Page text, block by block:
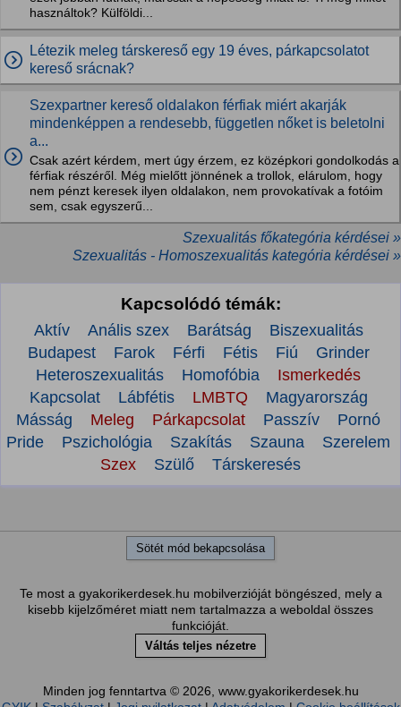
használtok? Külföldi...
Létezik meleg társkereső egy 19 éves, párkapcsolatot
kereső srácnak?
Szexpartner kereső oldalakon férfiak miért akarják
mindenképpen a rendesebb, független nőket is beletolni
a...
Csak azért kérdem, mert úgy érzem, ez középkori gondolkodás a
férfiak részéről. Még mielőtt jönnének a trollok, elárulom, hogy
nem pénzt keresek ilyen oldalakon, nem provokatívak a fotóim
sem, csak egyszerű...
Szexualitás főkategória kérdései »
Szexualitás - Homoszexualitás kategória kérdései »
Kapcsolódó témák:
Aktív Anális szex Barátság
Biszexualitás
Budapest
Farok Férfi Fétis Fiú
Grinder
Heteroszexualitás
Homofóbia
Ismerkedés
Kapcsolat
Lábfétis LMBTQ
Magyarország
Másság
Meleg Párkapcsolat Passzív
Pornó
Pride
Pszichológia Szakítás Szauna
Szerelem
Szex
Szülő Társkeresés
Sötét mód bekapcsolása
Te most a gyakorikerdesek.hu mobilverzióját böngészed, mely a
kisebb kijelzőméret miatt nem tartalmazza a weboldal összes
funkcióját.
Váltás teljes nézetre
Minden jog fenntartva © 2026, www.gyakorikerdesek.hu